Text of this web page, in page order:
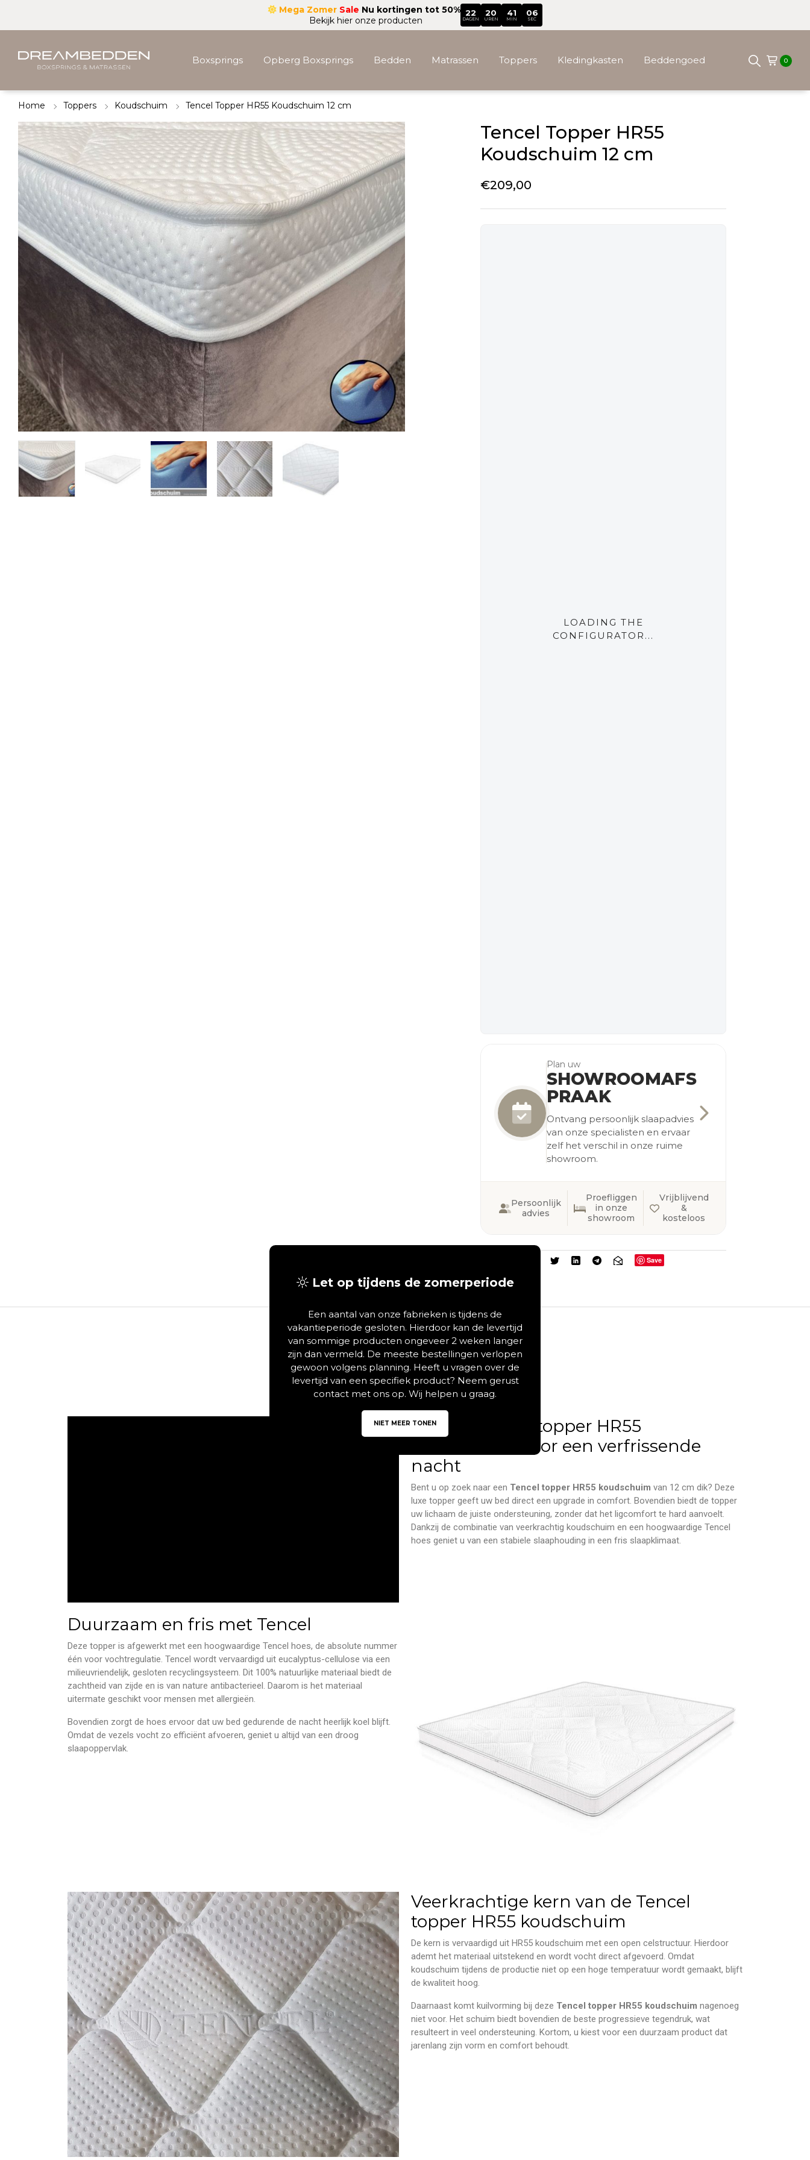
Mega Zomer Sale Nu kortingen tot 50%
Bekijk hier onze producten
22
DAGEN
20
UREN
41
MIN
05
SEC
Boxsprings Opberg Boxsprings Bedden Matrassen Toppers Kledingkasten Beddengoed 0
Home Toppers Koudschuim Tencel Topper HR55 Koudschuim 12 cm
Tencel Topper HR55
Koudschuim 12 cm
€209,00
Plan uw
SHOWROOMAFS
PRAAK
Ontvang persoonlijk slaapadvies
van onze specialisten en ervaar
zelf het verschil in onze ruime
showroom.
Persoonlijk
advies
Proefliggen
in onze
showroom
Vrijblijvend
&
kosteloos
Save
Beschrijving Aanvullende informatie
De luxe Tencel topper HR55
koudschuim voor een verfrissende
nacht
Bent u op zoek naar een Tencel topper HR55 koudschuim van 12 cm dik? Deze
luxe topper geeft uw bed direct een upgrade in comfort. Bovendien biedt de topper
uw lichaam de juiste ondersteuning, zonder dat het ligcomfort te hard aanvoelt.
Dankzij de combinatie van veerkrachtig koudschuim en een hoogwaardige Tencel
hoes geniet u van een stabiele slaaphouding in een fris slaapklimaat.
Duurzaam en fris met Tencel
Deze topper is afgewerkt met een hoogwaardige Tencel hoes, de absolute nummer
één voor vochtregulatie. Tencel wordt vervaardigd uit eucalyptus-cellulose via een
milieuvriendelijk, gesloten recyclingsysteem. Dit 100% natuurlijke materiaal biedt de
zachtheid van zijde en is van nature antibacterieel. Daarom is het materiaal
uitermate geschikt voor mensen met allergieën.
Bovendien zorgt de hoes ervoor dat uw bed gedurende de nacht heerlijk koel blijft.
Omdat de vezels vocht zo efficiënt afvoeren, geniet u altijd van een droog
slaapoppervlak.
Veerkrachtige kern van de Tencel
topper HR55 koudschuim
De kern is vervaardigd uit HR55 koudschuim met een open celstructuur. Hierdoor
ademt het materiaal uitstekend en wordt vocht direct afgevoerd. Omdat
koudschuim tijdens de productie niet op een hoge temperatuur wordt gemaakt, blijft
de kwaliteit hoog.
Daarnaast komt kuilvorming bij deze Tencel topper HR55 koudschuim nagenoeg
niet voor. Het schuim biedt bovendien de beste progressieve tegendruk, wat
resulteert in veel ondersteuning. Kortom, u kiest voor een duurzaam product dat
jarenlang zijn vorm en comfort behoudt.
Let op tijdens de zomerperiode
Een aantal van onze fabrieken is tijdens de
vakantieperiode gesloten. Hierdoor kan de levertijd
van sommige producten ongeveer 2 weken langer
zijn dan vermeld. De meeste bestellingen verlopen
gewoon volgens planning. Heeft u vragen over de
levertijd van een specifiek product? Neem gerust
contact met ons op. Wij helpen u graag.
NIET MEER TONEN